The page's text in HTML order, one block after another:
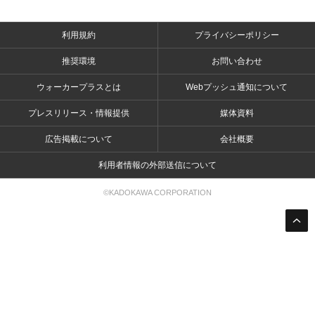
利用規約 プライバシーポリシー
推奨環境 お問い合わせ
ウォーカープラスとは Webプッシュ通知について
プレスリリース・情報提供 媒体資料
広告掲載について 会社概要
利用者情報の外部送信について
©KADOKAWA CORPORATION